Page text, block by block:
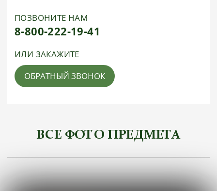
ПОЗВОНИТЕ НАМ
8-800-222-19-41
ИЛИ ЗАКАЖИТЕ
ОБРАТНЫЙ ЗВОНОК
ВСЕ ФОТО ПРЕДМЕТА